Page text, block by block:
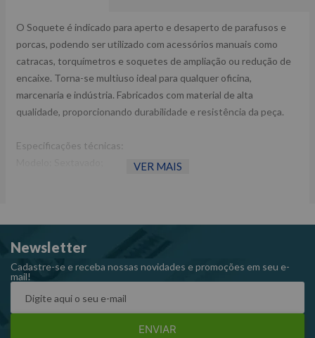
O Soquete é indicado para aperto e desaperto de parafusos e
porcas, podendo ser utilizado com acessórios manuais como
catracas, torquímetros e soquetes de ampliação ou redução de
encaixe. Torna-se multiuso ideal para qualquer oficina,
marcenaria e indústria. Fabricados com material de alta
qualidade, proporcionando durabilidade e resistência da peça.
Especificações técnicas:
Dimensões da embalagem CxLxA (mm):25x25x40
Peso: 0,050 Kg
Ref: 1381955
Garantia: 1 ano
Fabricante: STELS
-Imagens meramente ilustrativas
VER MAIS
Newsletter
Cadastre-se e receba nossas novidades e promoções em seu e-
mail!
ENVIAR